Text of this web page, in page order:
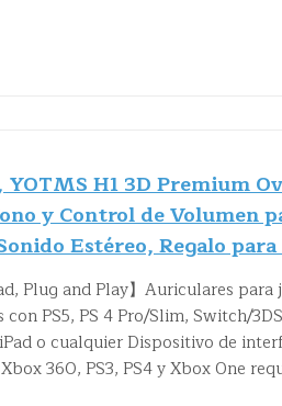
H1 3D Premium
y Control de Volumen
Estéreo, Regalo
Plug and Play】Auriculares
PS5, PS 4 Pro/Slim, Switch/
o cualquier Dispositivo de
360, PS3, PS4 y Xbox One